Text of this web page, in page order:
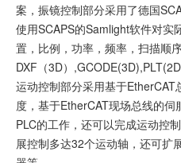
案，振镜控制部分采用了德国
使用SCAPS的Samlight软件对实
置，比例，功率，频率，扫描顺
DXF（3D）
运动控制部分采用基于
度，基于EtherCAT现场总线的
PLC的工作，还可以完成运动控
展控制多达32个运动轴，还可扩